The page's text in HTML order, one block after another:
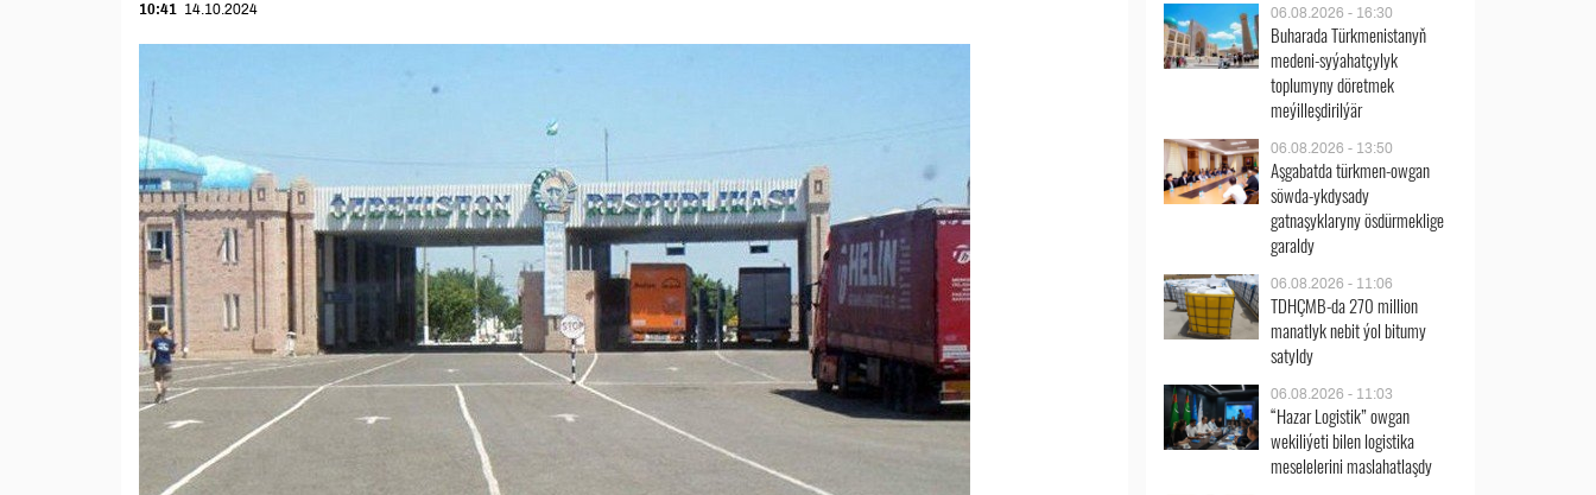
10:41 14.10.2024 06.08.2026 - 16:30
Buharada Türkmenistanyň
medeni-syýahatçylyk
toplumyny döretmek
meýilleşdirilýär
06.08.2026 - 13:50
Aşgabatda türkmen-owgan
söwda-ykdysady
gatnaşyklaryny ösdürmeklige
garaldy
06.08.2026 - 11:06
TDHÇMB-da 270 million
manatlyk nebit ýol bitumy
satyldy
06.08.2026 - 11:03
“Hazar Logistik” owgan
wekiliýeti bilen logistika
meselelerini maslahatlaşdy